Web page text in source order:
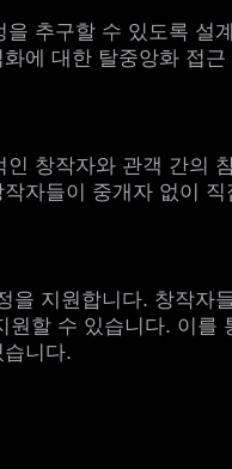
추구할 수 있도록 설
에 대한 탈중앙화 접근
창작자와 관객 간의
자들이 중개자 없이 직
을 지원합니다. 창작자
할 수 있습니다. 이를
니다.